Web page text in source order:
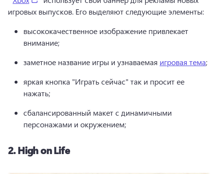
игровых выпусков. Его выделяют следующие элементы:
высококачественное изображение привлекает
внимание;
заметное название игры и узнаваемая игровая тема;
яркая кнопка "Играть сейчас" так и просит ее
нажать;
сбалансированный макет с динамичными
персонажами и окружением;
2.High on Life